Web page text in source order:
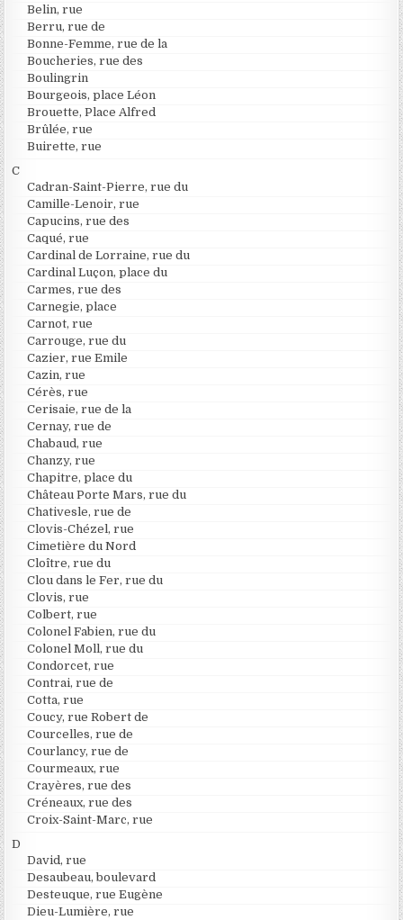
Belin, rue
Berru, rue de
Bonne-Femme, rue de la
Boucheries, rue des
Boulingrin
Bourgeois, place Léon
Brouette, Place Alfred
Brûlée, rue
Buirette, rue
C
Cadran-Saint-Pierre, rue du
Camille-Lenoir, rue
Capucins, rue des
Caqué, rue
Cardinal de Lorraine, rue du
Cardinal Luçon, place du
Carmes, rue des
Carnegie, place
Carnot, rue
Carrouge, rue du
Cazier, rue Emile
Cazin, rue
Cérès, rue
Cerisaie, rue de la
Cernay, rue de
Chabaud, rue
Chanzy, rue
Chapitre, place du
Château Porte Mars, rue du
Chativesle, rue de
Clovis-Chézel, rue
Cimetière du Nord
Cloître, rue du
Clou dans le Fer, rue du
Clovis, rue
Colbert, rue
Colonel Fabien, rue du
Colonel Moll, rue du
Condorcet, rue
Contrai, rue de
Cotta, rue
Coucy, rue Robert de
Courcelles, rue de
Courlancy, rue de
Courmeaux, rue
Crayères, rue des
Créneaux, rue des
Croix-Saint-Marc, rue
D
David, rue
Desaubeau, boulevard
Desteuque, rue Eugène
Dieu-Lumière, rue